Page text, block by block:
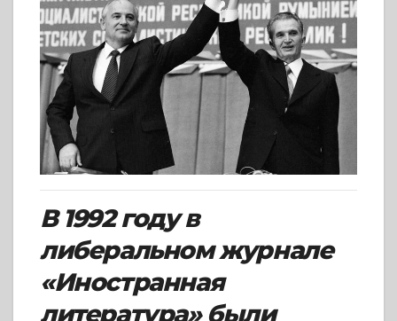
В 1992 году в
либеральном журнале
«Иностранная
литература» были